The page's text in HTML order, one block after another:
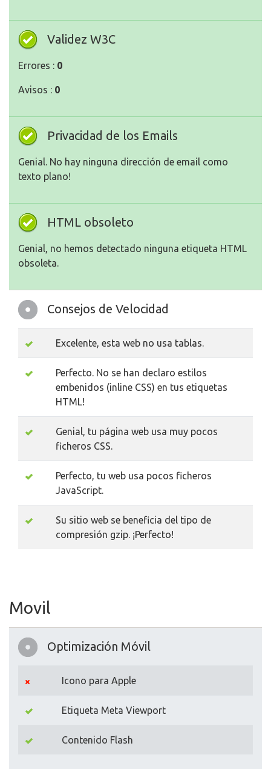
Validez W3C
Errores : 0
Avisos : 0
Privacidad de los Emails
Genial. No hay ninguna dirección de email como
texto plano!
HTML obsoleto
Genial, no hemos detectado ninguna etiqueta HTML
obsoleta.
Consejos de Velocidad
Excelente, esta web no usa tablas.
Perfecto. No se han declaro estilos
embenidos (inline CSS) en tus etiquetas
HTML!
Genial, tu página web usa muy pocos
ficheros CSS.
Perfecto, tu web usa pocos ficheros
JavaScript.
Su sitio web se beneficia del tipo de
compresión gzip. ¡Perfecto!
Movil
Optimización Móvil
Icono para Apple
Etiqueta Meta Viewport
Contenido Flash